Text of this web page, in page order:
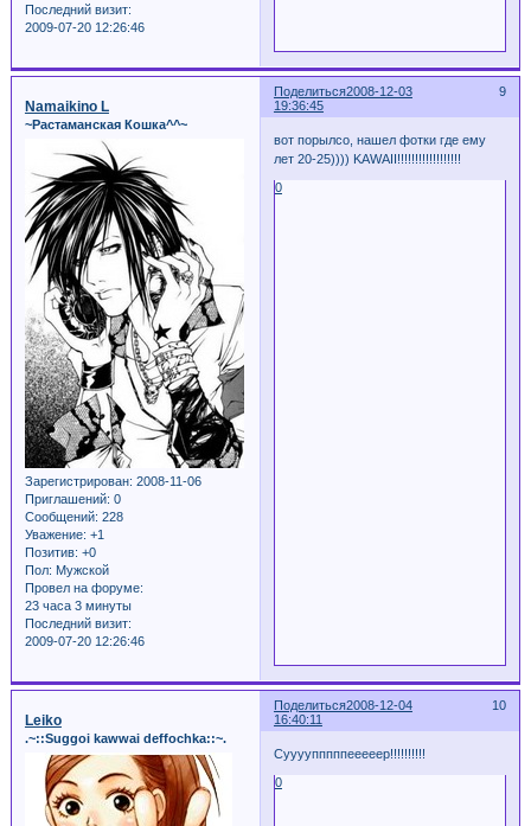
Последний визит:
2009-07-20 12:26:46
Поделиться 9
2008-12-03
19:36:45
Namaikino L
~Растаманская Кошка^^~
Зарегистрирован: 2008-11-06
Приглашений: 0
Сообщений: 228
Уважение: +1
Позитив: +0
Пол: Мужской
Провел на форуме:
23 часа 3 минуты
Последний визит:
2009-07-20 12:26:46
вот порылсо, нашел фотки где ему
лет 20-25)))) KAWAII!!!!!!!!!!!!!!!!!!
0
Поделиться 10
2008-12-04
16:40:11
Leiko
.~::Suggoi kawwai deffochka::~.
Суууупппппееееер!!!!!!!!!!
0